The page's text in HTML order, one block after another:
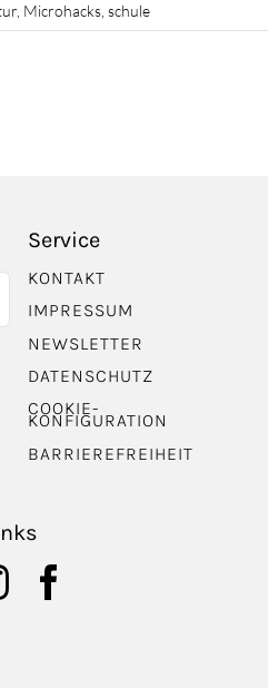
, Microhacks, schule
Service
KONTAKT
IMPRESSUM
NEWSLETTER
DATENSCHUTZ
COOKIE-
KONFIGURATION
BARRIEREFREIHEIT